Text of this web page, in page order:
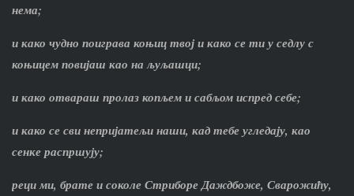
нема;
и како чудно поиграва коњиц твој и како се ти у седлу с
коњицем повијаш као на љуљашци;
и како отвараш пролаз копљем и сабљом испред себе;
и како се сви непријатељи наши, кад тебе угледају, као
сенке распршују;
реци ми, брате и соколе Стриборе Даждбоже, Сварожићу,